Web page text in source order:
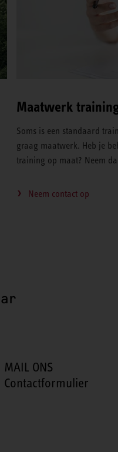
Maatwerk
Soms is een standaard
graag maatwerk. Heb je
training op maat? Neem
Neem contact op
MAIL ONS
Contactformulier